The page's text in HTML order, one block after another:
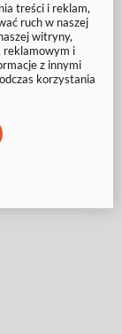
treści i reklam,
ruch w naszej
witryny,
reklamowym i
z innymi
korzystania